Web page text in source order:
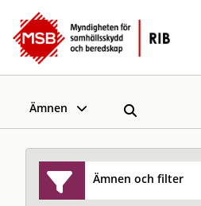
Ämnen
Ämnen och filter